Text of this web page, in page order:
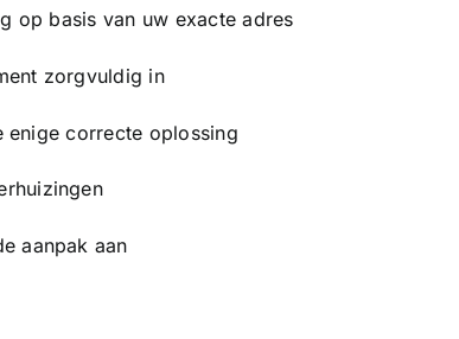
op basis van uw exacte adres
zorgvuldig in
enige correcte oplossing
aanpak aan